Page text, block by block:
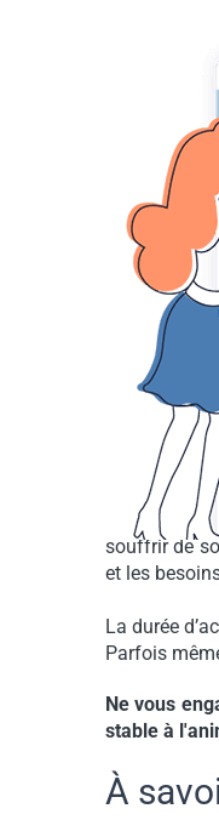
En
reprendre
Une
placés
La Famille
Une Famille
souffrir de
et les
La durée
Parfois
Ne vous
stable à
À